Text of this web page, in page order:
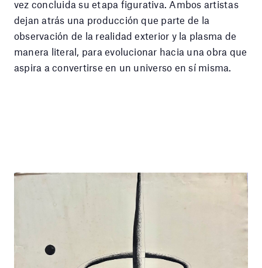
vez concluida su etapa figurativa. Ambos artistas
dejan atrás una producción que parte de la
observación de la realidad exterior y la plasma de
manera literal, para evolucionar hacia una obra que
aspira a convertirse en un universo en sí misma.